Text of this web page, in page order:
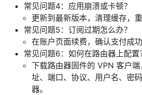
常见问题4：应用崩溃或卡顿？
更新到最新版本，清理缓存，重
常见问题5：订阅过期怎么办？
在账户页面续费，确认支付成
常见问题6：如何在路由器上配置
下载路由器固件的 VPN 客户
址、端口、协议、用户名、密
器。